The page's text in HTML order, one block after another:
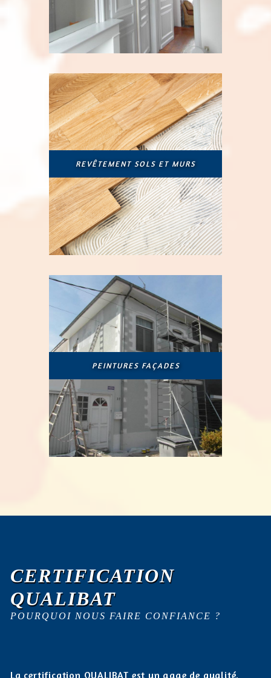
REVÊTEMENT SOLS ET MURS
PEINTURES FAÇADES
CERTIFICATION
QUALIBAT
POURQUOI NOUS FAIRE CONFIANCE ?
La certification QUALIBAT est un gage de qualité.